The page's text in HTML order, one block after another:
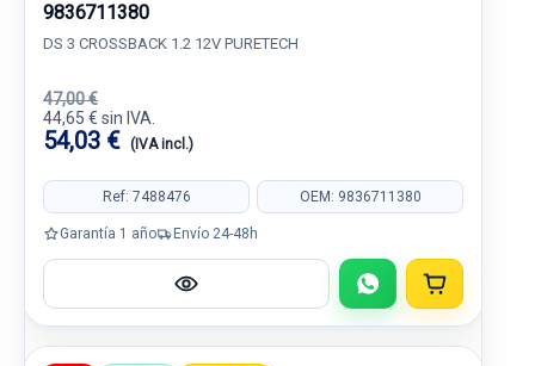
9836711380
DS 3 CROSSBACK 1.2 12V PURETECH
47,00 €
44,65 € sin IVA.
54,03 € (IVA incl.)
Ref: 7488476 OEM: 9836711380
Garantía 1 año Envío 24-48h